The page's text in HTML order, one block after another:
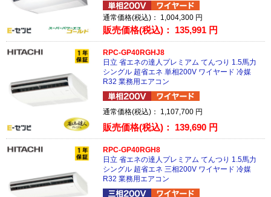
通常価格(税込)： 1,004,300 円
販売価格(税込)： 135,991 円
RPC-GP40RGHJ8
日立 省エネの達人プレミアム てんつり 1.5馬力
シングル 超省エネ 単相200V ワイヤード 冷媒
R32 業務用エアコン
通常価格(税込)： 1,107,700 円
販売価格(税込)： 139,690 円
RPC-GP40RGH8
日立 省エネの達人プレミアム てんつり 1.5馬力
シングル 超省エネ 三相200V ワイヤード 冷媒
R32 業務用エアコン